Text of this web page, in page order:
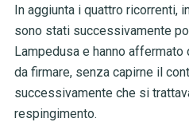
In aggiunta i quattro ricorrenti,
sono stati successivamente
Lampedusa e hanno
da firmare, senza capirne il
successivamente che si
respingimento.